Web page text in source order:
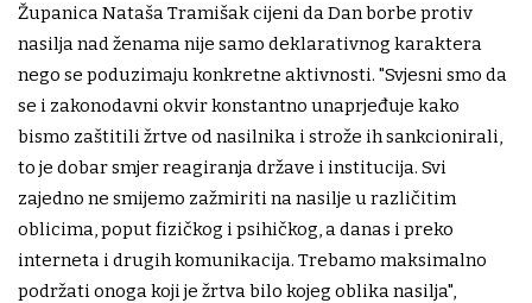
Županica Nataša Tramišak cijeni da Dan borbe protiv
nasilja nad ženama nije samo deklarativnog karaktera
nego se poduzimaju konkretne aktivnosti. "Svjesni smo da
se i zakonodavni okvir konstantno unaprjeđuje kako
bismo zaštitili žrtve od nasilnika i strože ih sankcionirali,
to je dobar smjer reagiranja države i institucija. Svi
zajedno ne smijemo zažmiriti na nasilje u različitim
oblicima, poput fizičkog i psihičkog, a danas i preko
interneta i drugih komunikacija. Trebamo maksimalno
podržati onoga koji je žrtva bilo kojeg oblika nasilja",